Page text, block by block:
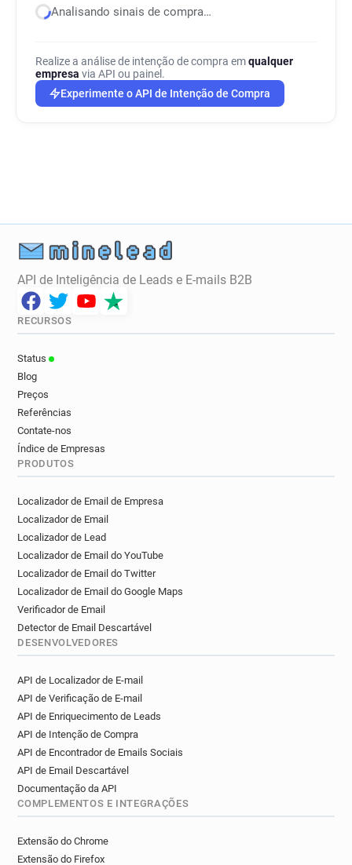
Analisando sinais de compra…
Realize a análise de intenção de compra emqualquer
empresa via API ou painel.
Experimente o API de Intenção de Compra
API de Inteligência de Leads e E-mails B2B
RECURSOS
Status
Blog
Preços
Referências
Contate-nos
Índice de Empresas
PRODUTOS
Localizador de Email de Empresa
Localizador de Email
Localizador de Lead
Localizador de Email do YouTube
Localizador de Email do Twitter
Localizador de Email do Google Maps
Verificador de Email
Detector de Email Descartável
DESENVOLVEDORES
API de Localizador de E-mail
API de Verificação de E-mail
API de Enriquecimento de Leads
API de Intenção de Compra
API de Encontrador de Emails Sociais
API de Email Descartável
Documentação da API
COMPLEMENTOS E INTEGRAÇÕES
Extensão do Chrome
Extensão do Firefox